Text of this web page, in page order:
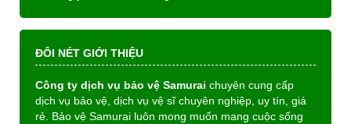
ĐÔI NÉT GIỚI THIỆU
Công ty dịch vụ bảo vệ Samurai chuyên cung cấp
dịch vụ bảo vệ, dịch vụ vệ sĩ chuyên nghiệp, uy tín, giá
rẻ. Bảo vệ Samurai luôn mong muốn mang cuộc sống